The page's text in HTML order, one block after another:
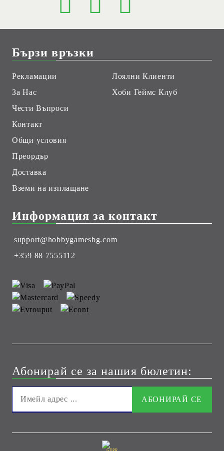
Бързи връзки
Рекламации
За Нас
Чести Въпроси
Контакт
Общи условия
Преордър
Доставка
Вземи на изплащане
Лоялни Клиенти
Хоби Геймс Клуб
Информация за контакт
support@hobbygamesbg.com
+359 88 7555112
Абонирай се за нашия бюлетин: